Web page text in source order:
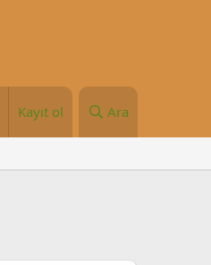
Kayıt ol Ara